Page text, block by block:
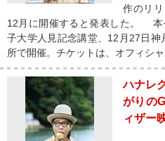
作のリ
12月に開催すると発表した。 本
子大学人見記念講堂、12月27日
所で開催。チケットは、オフィシャ
ハナレ
がりの
ィザー